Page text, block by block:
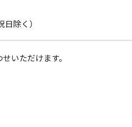
除く）
いただけます。